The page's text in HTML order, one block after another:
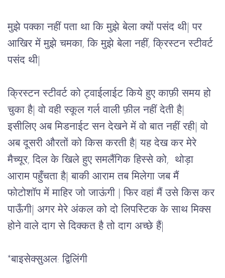
मुझे पक्का नहीं पता था कि मुझे बेला क्यों पसंद थी| पर
आखिर में मुझे चमका, कि मुझे बेला नहीं, क्रिस्टन स्टीवर्ट
पसंद थी|
क्रिस्टन स्टीवर्ट को ट्वाईलाईट किये हुए काफ़ी समय हो
चुका है| वो वही स्कूल गर्ल वाली फ़ील नहीं देती है|
इसीलिए अब मिडनाईट सन देखने में वो बात नहीं रही| वो
अब दूसरी औरतों को किस करती है| यह देख कर मेरे
मैच्यूर, दिल के खिले हुए समलैंगिक हिस्से को,  थोड़ा
आराम पहुँचता है| बाकी आराम तब मिलेगा जब मैं
फोटोशॉप में माहिर जो जाऊंगी | फिर वहां मैं उसे किस कर
पाऊँगी| अगर मेरे अंकल को दो लिपस्टिक के साथ मिक्स
होने वाले दाग से दिक्कत है तो दाग अच्छे हैं|
*बाइसेक्सुअल: द्विलिंगी